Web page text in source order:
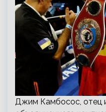
Джим Камбосос, отец